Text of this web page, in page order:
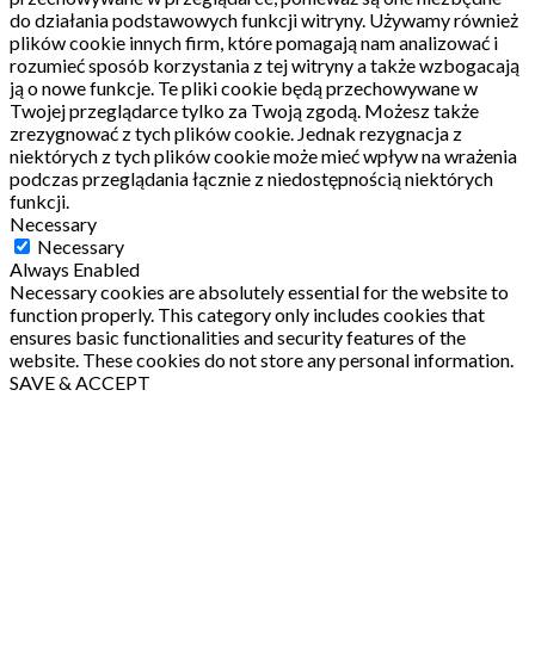
do działania podstawowych funkcji witryny. Używamy również
plików cookie innych firm, które pomagają nam analizować i
rozumieć sposób korzystania z tej witryny a także wzbogacają
ją o nowe funkcje. Te pliki cookie będą przechowywane w
Twojej przeglądarce tylko za Twoją zgodą. Możesz także
zrezygnować z tych plików cookie. Jednak rezygnacja z
niektórych z tych plików cookie może mieć wpływ na wrażenia
podczas przeglądania łącznie z niedostępnością niektórych
funkcji.
Necessary
Necessary
Always Enabled
Necessary cookies are absolutely essential for the website to
function properly. This category only includes cookies that
ensures basic functionalities and security features of the
website. These cookies do not store any personal information.
SAVE & ACCEPT